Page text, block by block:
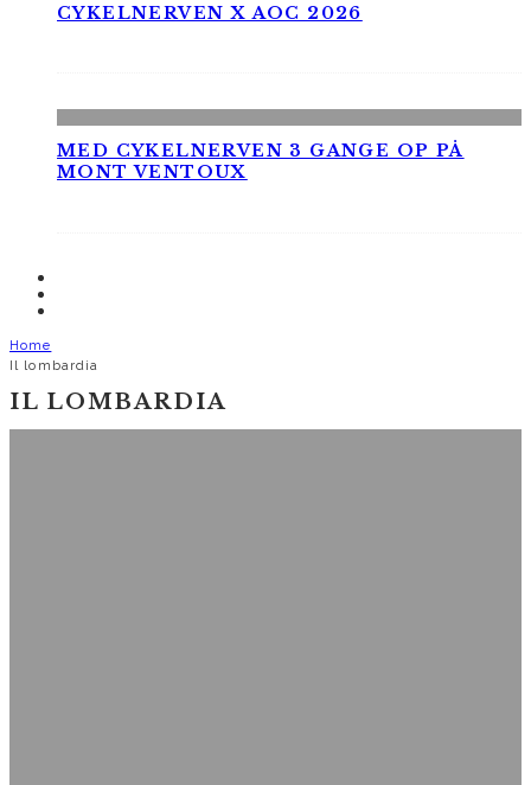
CYKELNERVEN X AOC 2026
MED CYKELNERVEN 3 GANGE OP PÅ
MONT VENTOUX
Home
Il lombardia
IL LOMBARDIA